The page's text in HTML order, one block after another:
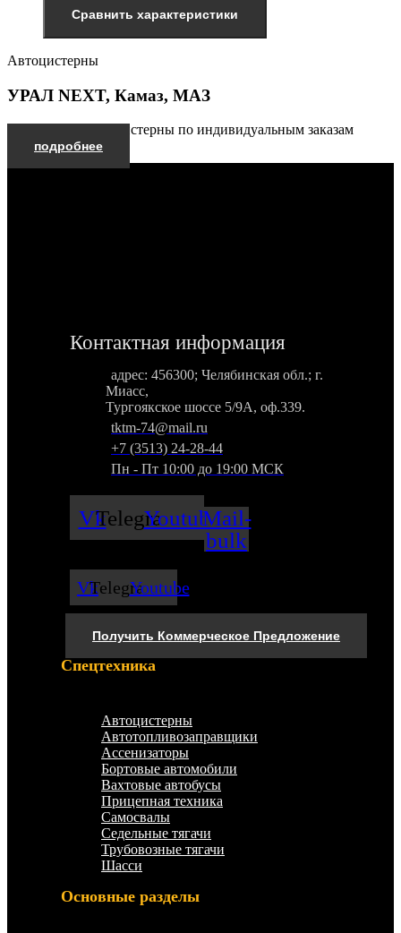
Сравнить характеристики
Автоцистерны
УРАЛ NEXT, Камаз, МАЗ
Производим автоцистерны по индивидуальным заказам
подробнее
Контактная информация
адрес: 456300; Челябинская обл.; г.
Миасс,
Тургоякское шоссе 5/9А, оф.339.
tktm-74@mail.ru
+7 (3513) 24-28-44
Пн - Пт 10:00 до 19:00 МСК
VkTelegramYoutubeMail-
bulk
VkTelegramYoutube
Получить Коммерческое Предложение
Спецтехника
Автоцистерны
Автотопливозаправщики
Ассенизаторы
Бортовые автомобили
Вахтовые автобусы
Прицепная техника
Самосвалы
Седельные тягачи
Трубовозные тягачи
Шасси
Основные разделы